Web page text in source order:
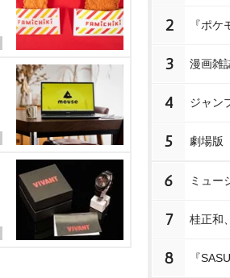
2 『ポ
3 漫画雑
4 ジャン
5 劇場版
6 ミュー
7 桂正和
8